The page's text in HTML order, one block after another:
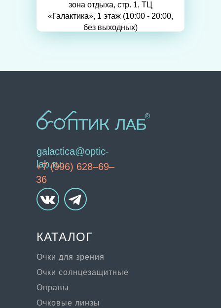
зона отдыха, стр. 1, ТЦ
«Галактика», 1 этаж (10:00 - 20:00,
без выходных)
galactica@optic-
lab.ru
Очки для зрения
Очки солнцезащитные
Очковые линзы
Оправы
+7 (996) 628–69–
36
КАТАЛОГ